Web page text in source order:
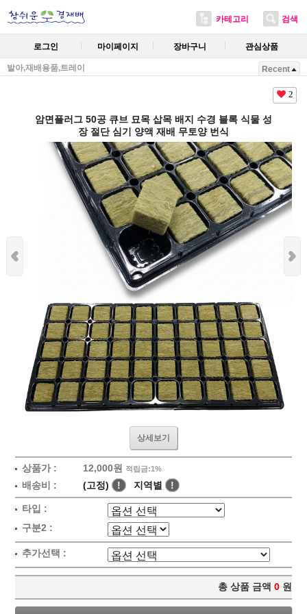
카테고리 검색
로그인 마이페이지 장바구니 관심상품
발아,재배용품,트레이 Recent
2
암면플러그 50공 큐브 묘목 삽목 배지 수경 블록 식물 성
장 절단 심기 양액 재배 무토양 번식
상세보기
상품가 : 12,000원 적립금:1%
배송비 : (고정) ! 지역별 !
타입 :
구분2 :
추가선택 :
총 상품 금액 0 원